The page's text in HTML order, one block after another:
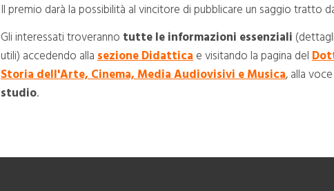
Il premio darà la possibilità al vincitore di pubblicare un saggio tratto
Gli interessati troveranno tutte le informazioni essenziali
utili) accedendo alla sezione Didattica e visitando la pagina del
Storia dell'Arte, Cinema, Media Audiovisivi e Musica, alla voce
studio.